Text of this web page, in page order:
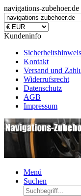
navigations-zubehoer.de
Kundeninfo
Kontakt
Versand und
Widerrufsrecht
Datenschutz
AGB
Impressum
Menü
Suchen